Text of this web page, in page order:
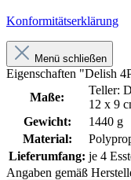
Konformitätserklärung
Menü schließen
Eigenschaften "Delish
Maße:
Teller:
12 x 9
Gewicht:
1440 g
Material:
Lieferumfang: je 4
Angaben gemäß